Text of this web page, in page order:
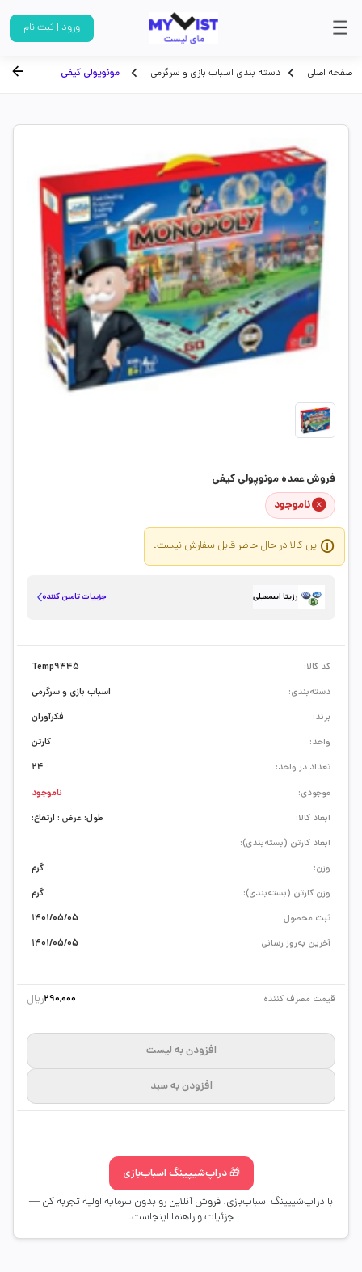
ورود | ثبت نام
صفحه اصلی دسته بندی اسباب بازی و سرگرمی مونوپولی کیفی
فروش عمده مونوپولی کیفی
ناموجود
این کالا در حال حاضر قابل سفارش نیست.
رزیتا اسمعیلی جزییات تامین کننده
ابعاد کالا:
طول: عرض : ارتفاع:
ابعاد کارتن (بسته‌بندی):
وزن:
گرم
وزن کارتن (بسته‌بندی):
گرم
ثبت محصول
1401/05/05
آخرین به‌روز رسانی
1401/05/05
کد کالا:
Temp9445
دسته‌بندی:
اسباب بازی و سرگرمی
برند:
فکرآوران
واحد:
کارتن
تعداد در واحد:
24
موجودی:
ناموجود
قیمت مصرف کننده 290,000ریال
افزودن به لیست
افزودن به سبد
🎁 دراپ‌شیپینگ اسباب‌بازی
با دراپ‌شیپینگ اسباب‌بازی، فروش آنلاین رو بدون سرمایه اولیه تجربه کن —
جزئیات و راهنما اینجاست.